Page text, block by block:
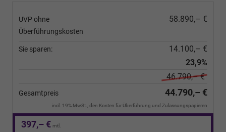
UVP ohne
Überführungskosten
58.890,– €
Sie sparen:
14.100,– €
23,9%
46.790,– €
Gesamtpreis 44.790,– €
incl. 19% MwSt., den Kosten für Überführung und Zulassungspapieren
397,– € mtl.